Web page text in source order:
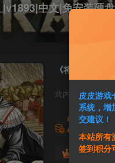
中文|免安装硬
《将军：古典
此内容为付费资
2
黄金会员免
皮皮游戏
系统，增
交建议！
本站所有
签到积分